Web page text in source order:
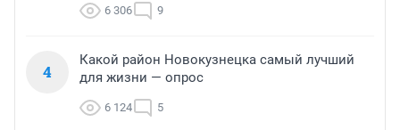
6 306 9
4
Какой район Новокузнецка самый лучший
для жизни — опрос
6 124 5